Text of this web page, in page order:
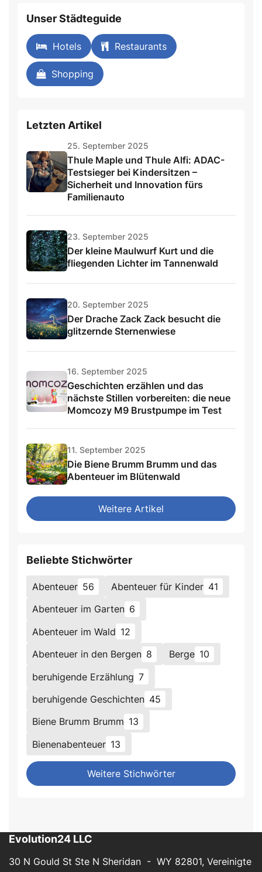
Unser Städteguide
Hotels Restaurants
Shopping
Letzten Artikel
25. September 2025
Thule Maple und Thule Alfi: ADAC-
Testsieger bei Kindersitzen –
Sicherheit und Innovation fürs
Familienauto
23. September 2025
Der kleine Maulwurf Kurt und die
fliegenden Lichter im Tannenwald
20. September 2025
Der Drache Zack Zack besucht die
glitzernde Sternenwiese
16. September 2025
Geschichten erzählen und das
nächste Stillen vorbereiten: die neue
Momcozy M9 Brustpumpe im Test
11. September 2025
Die Biene Brumm Brumm und das
Abenteuer im Blütenwald
Weitere Artikel
Beliebte Stichwörter
Abenteuer 56 Abenteuer für Kinder 41
Abenteuer im Garten 6
Abenteuer im Wald 12
Abenteuer in den Bergen 8 Berge 10
beruhigende Erzählung 7
beruhigende Geschichten 45
Biene Brumm Brumm 13
Bienenabenteuer 13
Weitere Stichwörter
Evolution24 LLC
30 N Gould St Ste N Sheridan - WY 82801, Vereinigte